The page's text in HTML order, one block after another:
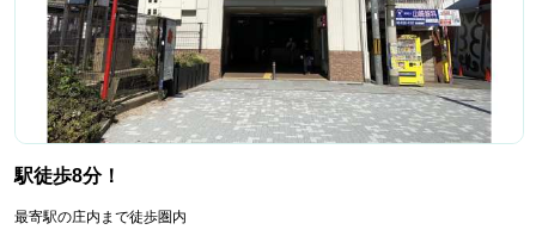
駅徒歩8分！
最寄駅の庄内まで徒歩圏内